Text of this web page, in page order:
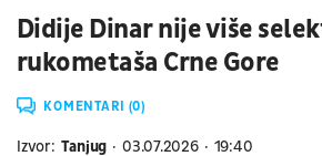
Didije Dinar nije više
rukometaša Crne Gore
KOMENTARI (0)
Izvor: Tanjug 03.07.2026 19:40